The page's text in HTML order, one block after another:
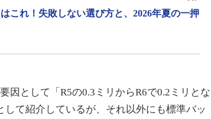
これ！失敗しない選び方と、2026年夏の一押
として「R5の0.3ミリからR6で0.2ミリとな
て紹介しているが、それ以外にも標準バッ